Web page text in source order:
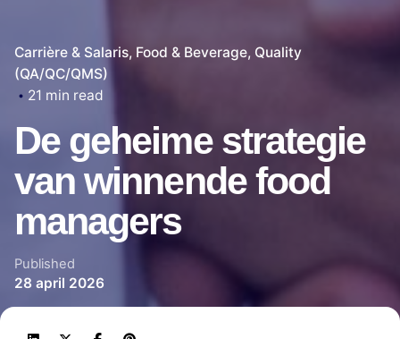
Carrière & Salaris Food & Beverage Quality
(QA/QC/QMS)
21 min read
De geheime strategie
van winnende food
managers
Published
28 april 2026